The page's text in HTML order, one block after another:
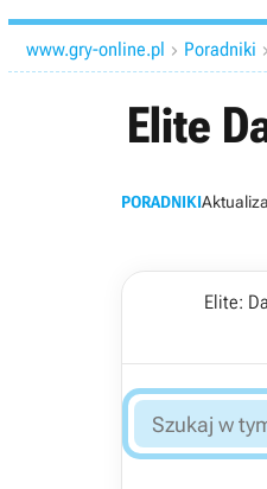
www.gry-online.pl  Poradniki 
Elite
PORADNIKI
Elite: